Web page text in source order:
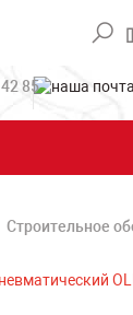
85
Строительное